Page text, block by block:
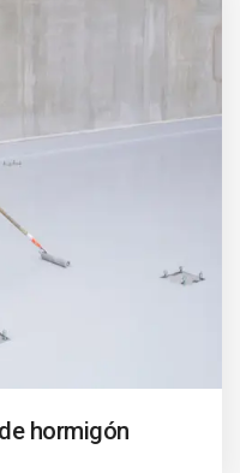
hormigón